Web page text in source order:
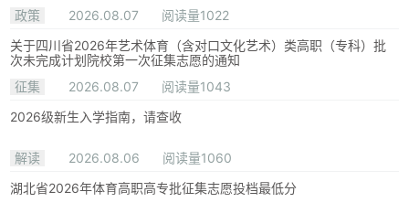
政策
2026.08.07
阅读量1022
关于四川省2026年艺术体育（含对口文化艺术）类高职（专科）批
次未完成计划院校第一次征集志愿的通知
征集
2026.08.07
阅读量1043
2026级新生入学指南，请查收
解读 2026.08.06
阅读量1060
湖北省2026年体育高职高专批征集志愿投档最低分